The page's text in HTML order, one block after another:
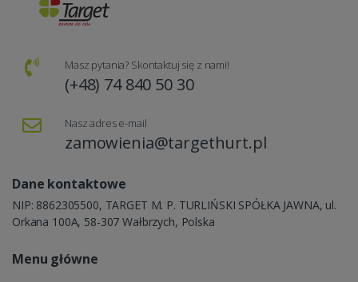
Masz pytania? Skontaktuj się z nami!
(+48) 74 840 50 30
Nasz adres e-mail
zamowienia@targethurt.pl
Dane kontaktowe
NIP: 8862305500, TARGET M. P. TURLIŃSKI SPÓŁKA JAWNA, ul.
Orkana 100A, 58-307 Wałbrzych, Polska
Menu główne